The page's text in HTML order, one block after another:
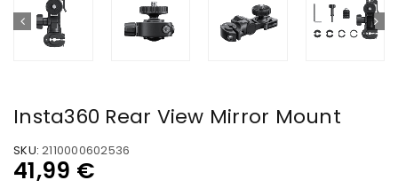
Insta360 Rear View Mirror Mount
SKU: 2110000602536
41,99 €